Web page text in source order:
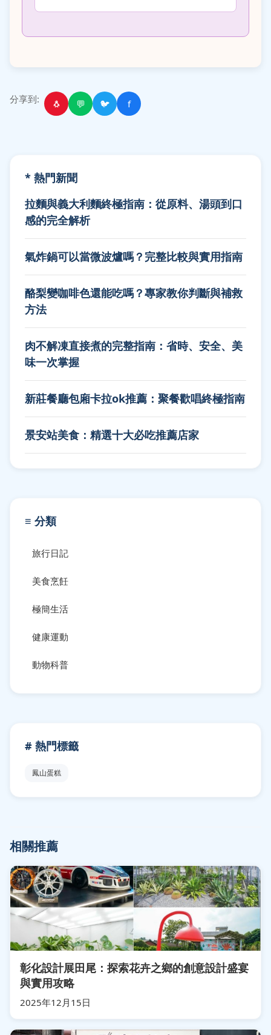
分享到: 🐧 💬 🐦 f
* 熱門新聞
拉麵與義大利麵終極指南：從原料、湯頭到口
感的完全解析
氣炸鍋可以當微波爐嗎？完整比較與實用指南
酪梨變咖啡色還能吃嗎？專家教你判斷與補救
方法
肉不解凍直接煮的完整指南：省時、安全、美
味一次掌握
新莊餐廳包廂卡拉ok推薦：聚餐歡唱終極指南
景安站美食：精選十大必吃推薦店家
≡ 分類
旅行日記
美食烹飪
極簡生活
健康運動
動物科普
# 熱門標籤
鳳山蛋糕
相關推薦
彰化設計展田尾：探索花卉之鄉的創意設計盛宴
與實用攻略
2025年12月15日